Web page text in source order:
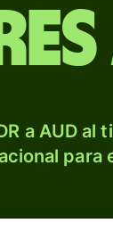
a AUD al
para